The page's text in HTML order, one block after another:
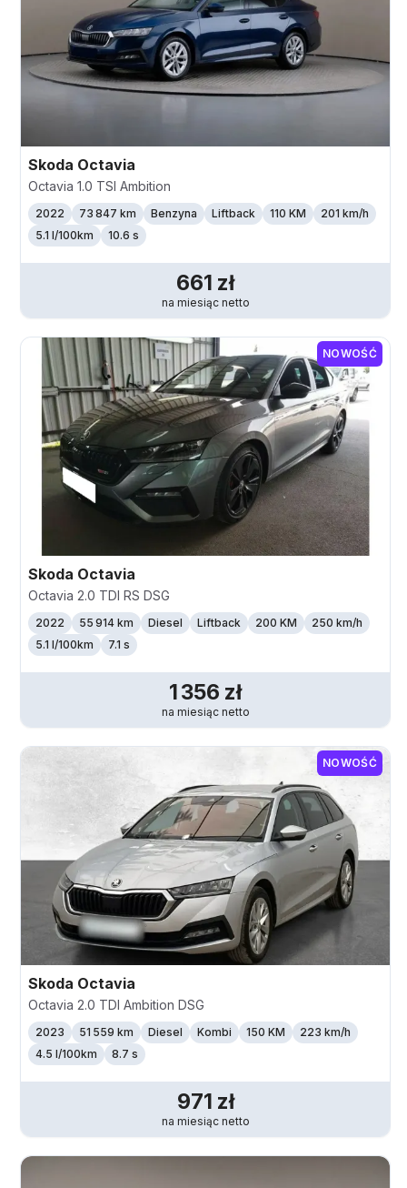
Skoda Octavia
Octavia 1.0 TSI Ambition
2022 73 847 km Benzyna Liftback 110 KM 201 km/h
5.1 l/100km
10.6 s
661 zł
na miesiąc netto
NOWOŚĆ
Skoda Octavia
Octavia 2.0 TDI RS DSG
2022 55 914 km Diesel Liftback 200 KM 250 km/h
5.1 l/100km
7.1 s
1 356 zł
na miesiąc netto
NOWOŚĆ
Skoda Octavia
Octavia 2.0 TDI Ambition DSG
2023 51 559 km Diesel Kombi 150 KM 223 km/h
4.5 l/100km
8.7 s
971 zł
na miesiąc netto